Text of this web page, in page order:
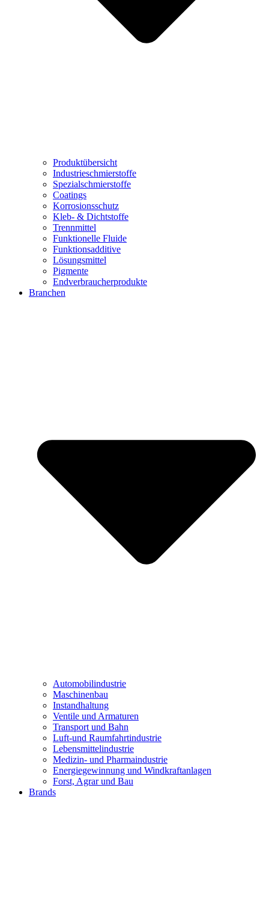
Produktübersicht
Industrieschmierstoffe
Spezialschmierstoffe
Coatings
Korrosionsschutz
Kleb- & Dichtstoffe
Trennmittel
Funktionelle Fluide
Funktionsadditive
Lösungsmittel
Pigmente
Endverbraucherprodukte
Branchen
Automobilindustrie
Maschinenbau
Instandhaltung
Ventile und Armaturen
Transport und Bahn
Luft-und Raumfahrtindustrie
Lebensmittelindustrie
Medizin- und Pharmaindustrie
Energiegewinnung und Windkraftanlagen
Forst, Agrar und Bau
Brands